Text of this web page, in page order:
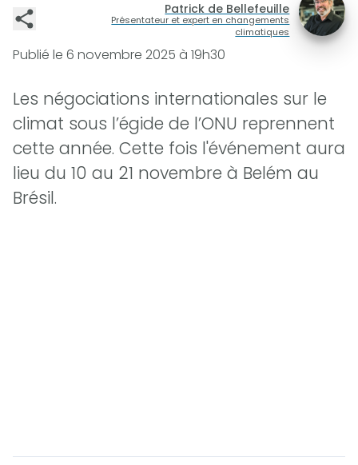
Patrick de Bellefeuille
Présentateur et expert en changements
climatiques
Publié le 6 novembre 2025 à 19h30
Les négociations internationales sur le
climat sous l’égide de l’ONU reprennent
cette année. Cette fois l'événement aura
lieu du 10 au 21 novembre à Belém au
Brésil.